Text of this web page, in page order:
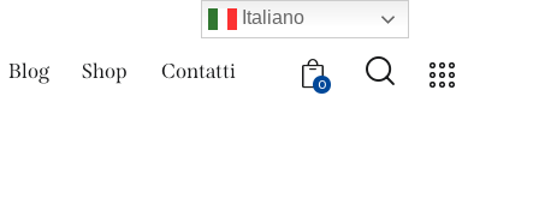
Blog Shop Contatti
0
Italiano